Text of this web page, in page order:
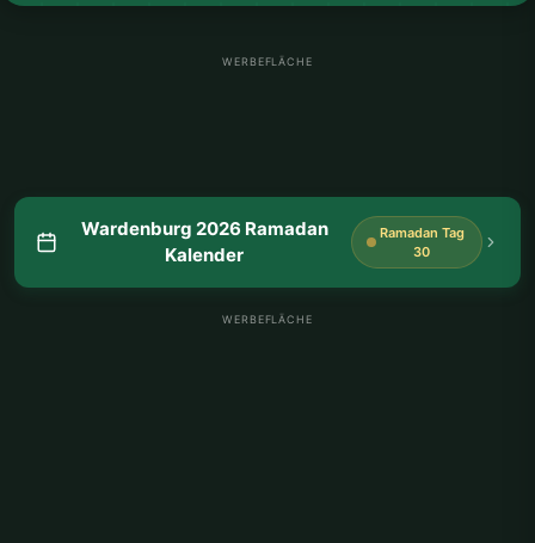
WERBEFLÄCHE
Wardenburg 2026 Ramadan
Kalender
Ramadan Tag
30
WERBEFLÄCHE